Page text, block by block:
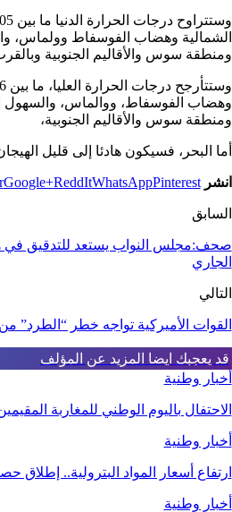
ومنطقة سوس والأقاليم الجنوبية
ومنطقة سوس والأقاليم الجنوبية،
أما البحر، فسيكون هادئا إلى قليل
انشر Google+ReddItWhatsAppPinterest
السابق
صحف:مجلس النواب يستعد للتدقيق في
الجاري
التالي
القوات الأميركية تواجه خطر “الطرد”
قد يعجبك ايضا المزيد عن المؤلف
أخبار وطنية
الاحتفال باليوم الوطني للمغاربة
أخبار وطنية
ارتفاع أسعار المواد البترولية..
أخبار وطنية